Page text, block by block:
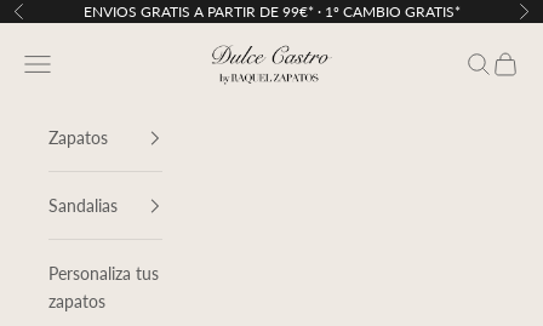
Ir al contenido
Anterior ENVIOS GRATIS A PARTIR DE 99€* · 1º CAMBIO GRATIS*
Dulce Castro
Menú Buscar
Cesta
Zapatos
Sandalias
Personaliza tus
zapatos